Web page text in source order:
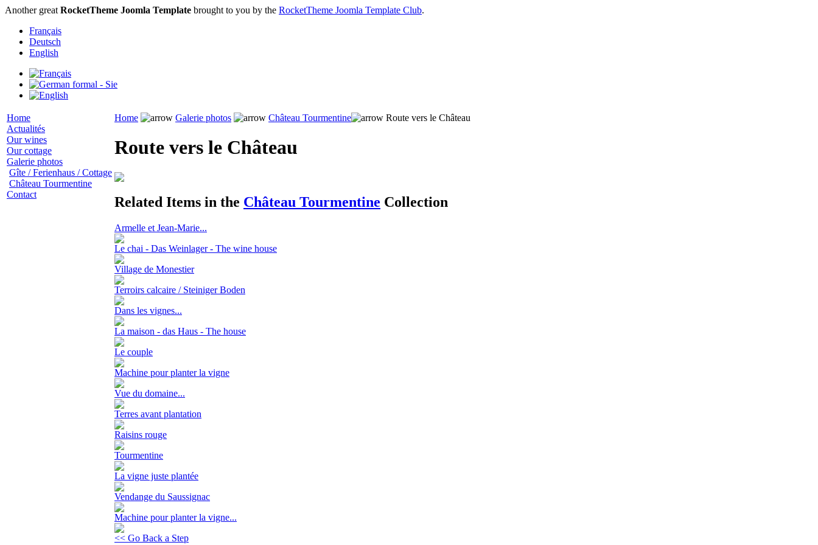
Another great RocketTheme Joomla Template brought to you by the RocketTheme Joomla Template Club.
Français
Deutsch
English
Home
Actualités
Our wines
Our cottage
Galerie photos
Gîte / Ferienhaus / Cottage
Château Tourmentine
Contact
Home Galerie photos Château Tourmentine Route vers le Château
Route vers le Château
Related Items in the Château Tourmentine Collection
Armelle et Jean-Marie...
Le chai - Das Weinlager - The wine house
Village de Monestier
Terroirs calcaire / Steiniger Boden
Dans les vignes...
La maison - das Haus - The house
Le couple
Machine pour planter la vigne
Vue du domaine...
Terres avant plantation
Raisins rouge
Tourmentine
La vigne juste plantée
Vendange du Saussignac
Machine pour planter la vigne...
<< Go Back a Step